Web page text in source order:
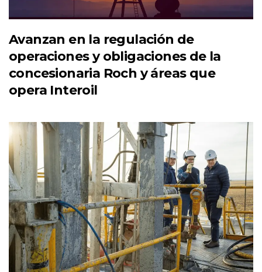
Avanzan en la regulación de
operaciones y obligaciones de la
concesionaria Roch y áreas que
opera Interoil